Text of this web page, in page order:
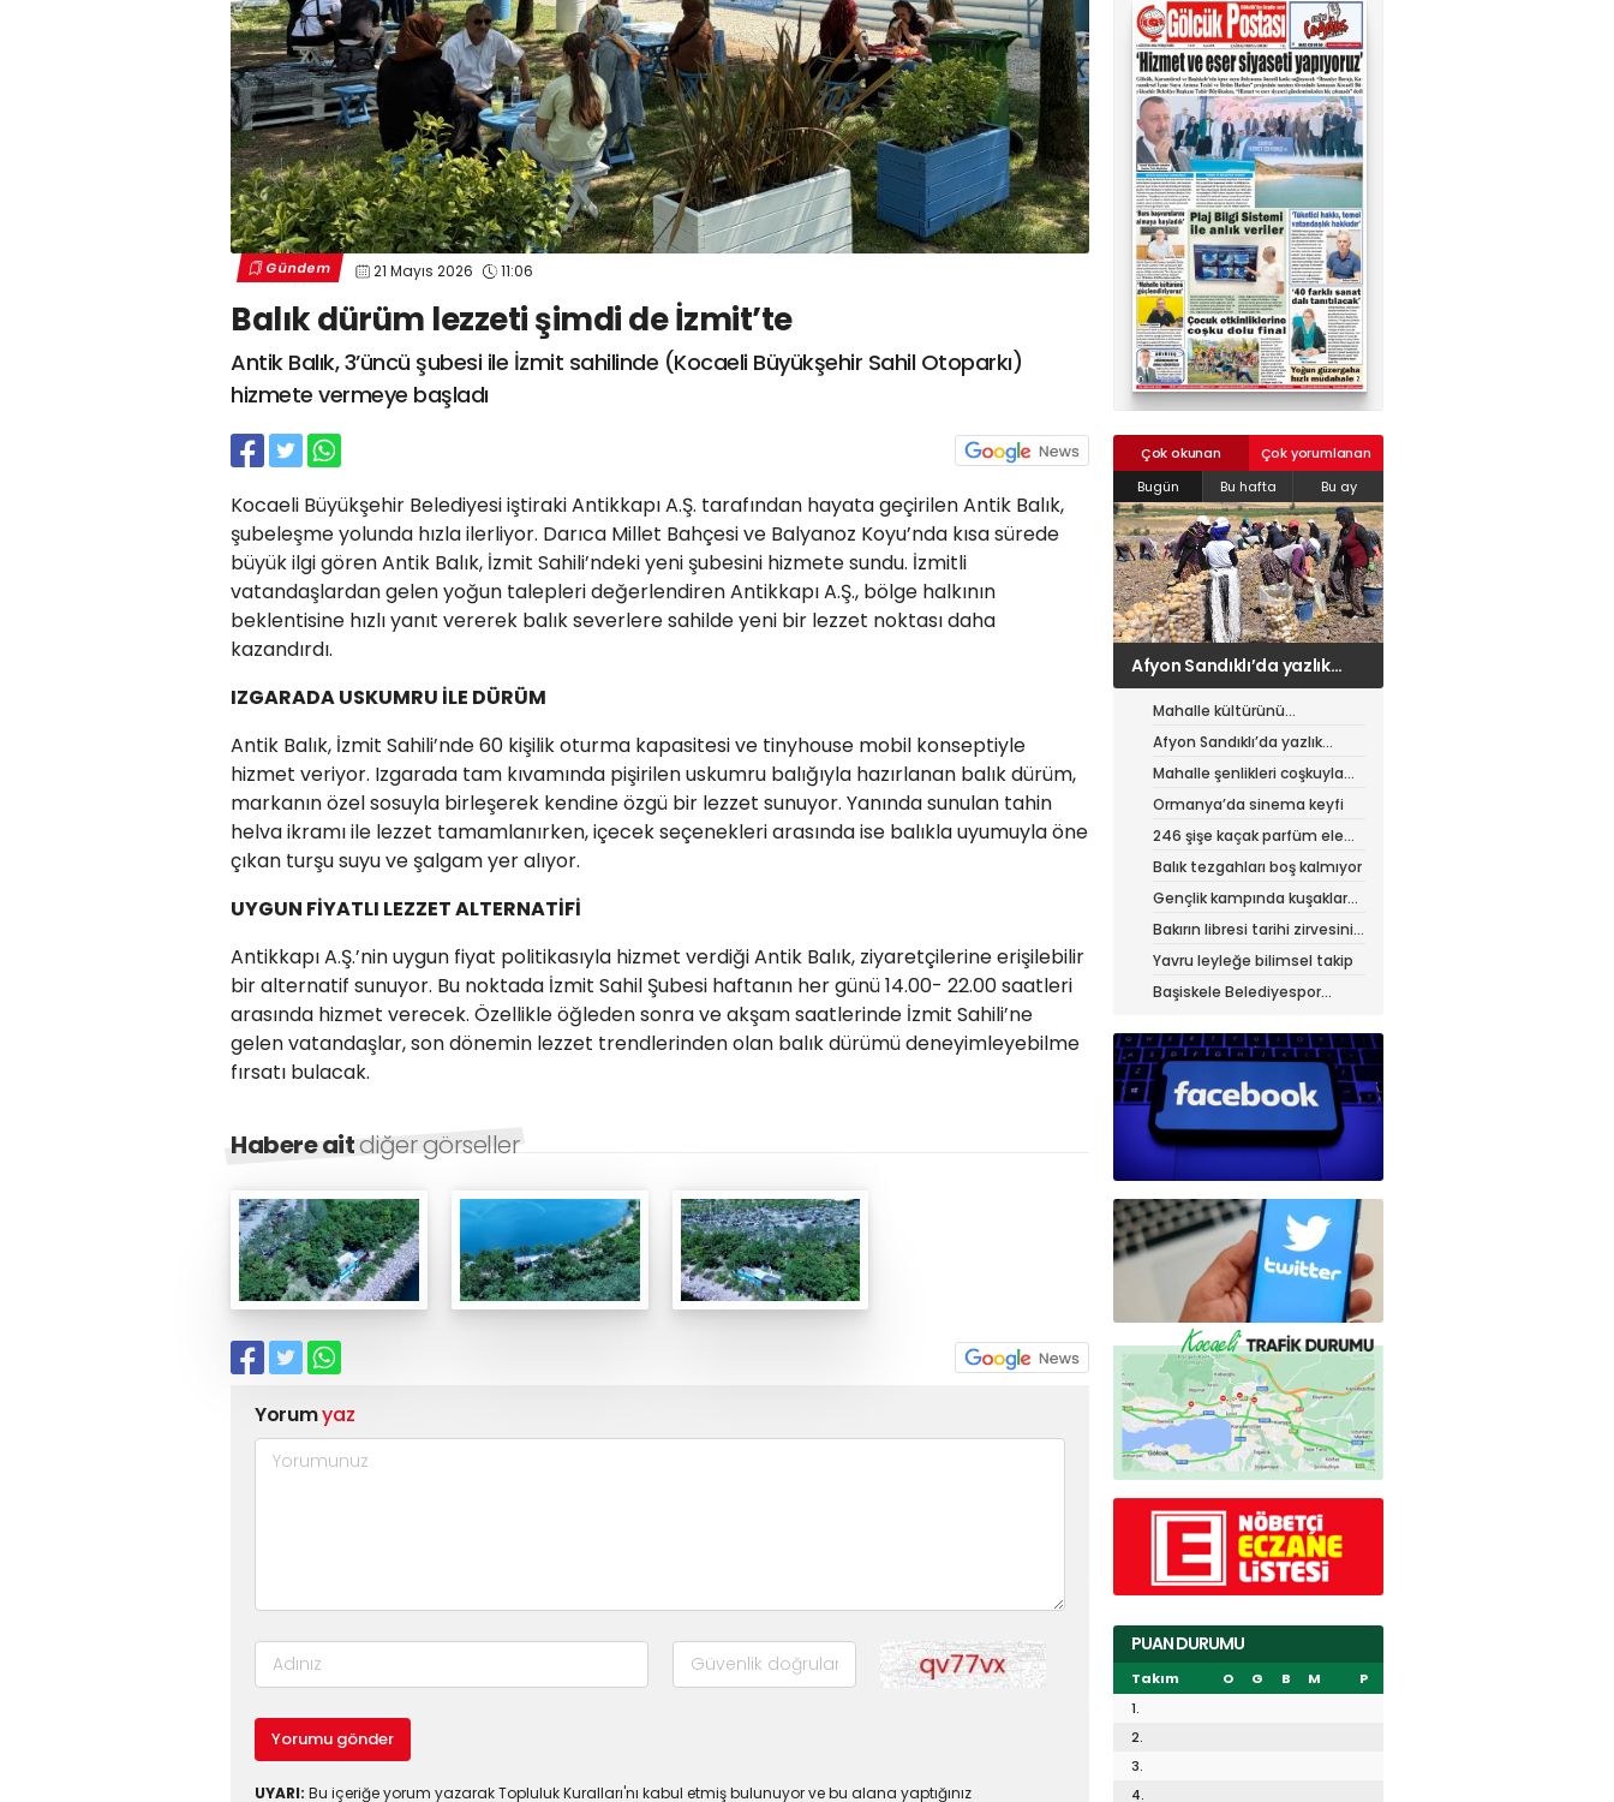
Gündem 21 Mayıs 2026 11:06
Balık dürüm lezzeti şimdi de İzmit’te
Antik Balık, 3’üncü şubesi ile İzmit sahilinde (Kocaeli Büyükşehir Sahil Otoparkı)
hizmete vermeye başladı
Kocaeli Büyükşehir Belediyesi iştiraki Antikkapı A.Ş. tarafından hayata geçirilen Antik Balık,
şubeleşme yolunda hızla ilerliyor. Darıca Millet Bahçesi ve Balyanoz Koyu’nda kısa sürede
büyük ilgi gören Antik Balık, İzmit Sahili’ndeki yeni şubesini hizmete sundu. İzmitli
vatandaşlardan gelen yoğun talepleri değerlendiren Antikkapı A.Ş., bölge halkının
beklentisine hızlı yanıt vererek balık severlere sahilde yeni bir lezzet noktası daha
kazandırdı.
IZGARADA USKUMRU İLE DÜRÜM
Antik Balık, İzmit Sahili’nde 60 kişilik oturma kapasitesi ve tinyhouse mobil konseptiyle
hizmet veriyor. Izgarada tam kıvamında pişirilen uskumru balığıyla hazırlanan balık dürüm,
markanın özel sosuyla birleşerek kendine özgü bir lezzet sunuyor. Yanında sunulan tahin
helva ikramı ile lezzet tamamlanırken, içecek seçenekleri arasında ise balıkla uyumuyla öne
çıkan turşu suyu ve şalgam yer alıyor.
UYGUN FİYATLI LEZZET ALTERNATİFİ
Antikkapı A.Ş.’nin uygun fiyat politikasıyla hizmet verdiği Antik Balık, ziyaretçilerine erişilebilir
bir alternatif sunuyor. Bu noktada İzmit Sahil Şubesi haftanın her günü 14.00- 22.00 saatleri
arasında hizmet verecek. Özellikle öğleden sonra ve akşam saatlerinde İzmit Sahili’ne
gelen vatandaşlar, son dönemin lezzet trendlerinden olan balık dürümü deneyimleyebilme
fırsatı bulacak.
Habere aitdiğer görseller
Yorumyaz
Yorumu gönder
UYARI: Bu içeriğe yorum yazarak Topluluk Kuralları'nı kabul etmiş bulunuyor ve bu alana yaptığınız
Çok okunan
Çok yorumlanan
Bugün
Bu hafta Bu ay
Mahalle şenlikleri coşkuyla
sürüyor
Mahalle kültürünü
canlandıran şenlik
Afyon Sandıklı’da yazlık
patates hasadı
Mahalle şenlikleri coşkuyla
sürüyor
Ormanya’da sinema keyfi
246 şişe kaçak parfüm ele
geçirildi
Balık tezgahları boş kalmıyor
Gençlik kampında kuşaklar
buluştu
Bakırın libresi tarihi zirvesini
test ediyor
Yavru leyleğe bilimsel takip
Başiskele Belediyespor
PUAN DURUMU
Takım O G B M
P
1.
2.
3.
4.
02624132333
haber@golcukpostasi.com